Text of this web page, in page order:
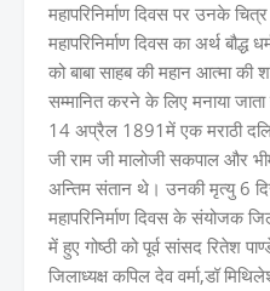
महापरिनिर्माण दिवस पर उनके
महापरिनिर्माण दिवस का अर्थ
को बाबा साहब की महान आत्मा
सम्मानित करने के लिए मनाया
14 अप्रैल 1891में एक मराठी
जी राम जी मालोजी सकपाल और
अन्तिम संतान थे। उनकी मृत्यु 6
महापरिनिर्माण दिवस के संयोजक
में हुए गोष्ठी को पूर्व सांसद रितेश
जिलाध्यक्ष कपिल देव वर्मा,डॉ